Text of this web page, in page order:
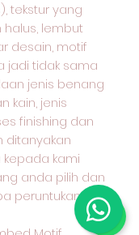
tekstur yang
lembut
desain, motif
jadi tidak sama
jenis benang
kain, jenis
finishing dan
ditanyakan
kami
anda pilih dan
peruntukan kain